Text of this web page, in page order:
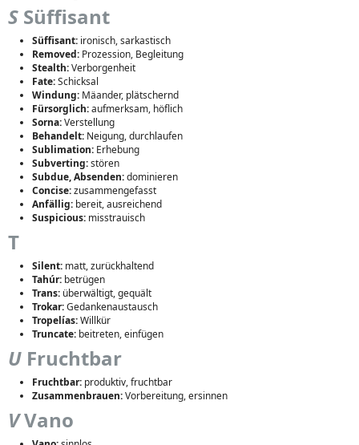
S Süffisant
Süffisant: ironisch, sarkastisch
Removed: Prozession, Begleitung
Stealth:Verborgenheit
Fate:Schicksal
Windung: Mäander, plätschernd
Fürsorglich:aufmerksam, höflich
Sorna:Verstellung
Behandelt: Neigung, durchlaufen
Sublimation: Erhebung
Subverting:stören
Subdue, Absenden:dominieren
Concise:zusammengefasst
Anfällig: bereit, ausreichend
Suspicious: misstrauisch
T
Silent: matt, zurückhaltend
Tahúr: betrügen
Trans: überwältigt, gequält
Trokar:Gedankenaustausch
Tropelías:Willkür
Truncate: beitreten, einfügen
U Fruchtbar
Fruchtbar: produktiv, fruchtbar
Zusammenbrauen:Vorbereitung, ersinnen
VVano